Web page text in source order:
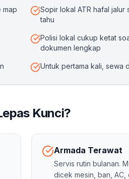
map
Sopir lokal ATR hafal
tahu
Polisi lokal cukup ketat
dokumen lengkap
Untuk pertama kali, sewa
Kunci?
Armada Terawat
Servis rutin bulanan.
dicek mesin, ban,